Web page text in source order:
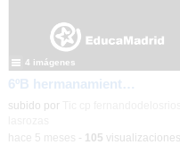
6ºB hermanamiento lector (II)_CEIP FDLR_Las Rozas
Contenido educativo.
subido por
4 imágenes
hace 5 meses - 105 visualizaciones